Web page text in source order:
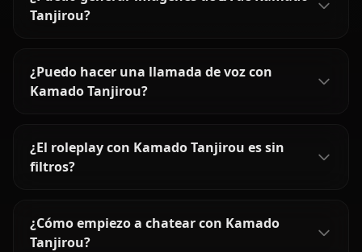
Tanjirou?
¿Puedo hacer una llamada de voz con
Kamado Tanjirou?
¿El roleplay con Kamado Tanjirou es sin
filtros?
¿Cómo empiezo a chatear con Kamado
Tanjirou?